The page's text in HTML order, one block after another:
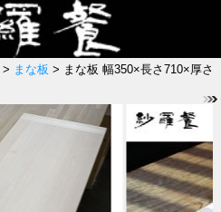
> まな板 > まな板 幅350×長さ710×厚さ